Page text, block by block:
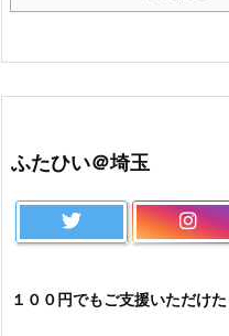
ふたひい＠埼玉
１００円でもご支援いただけ